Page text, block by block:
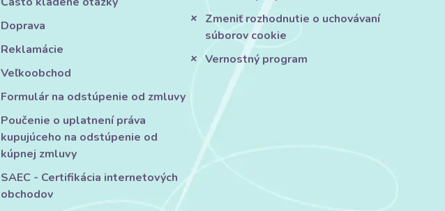
Doprava
Reklamácie
Veľkoobchod
Formulár na odstúpenie od zmluvy
Poučenie o uplatnení práva
kupujúceho na odstúpenie od
kúpnej zmluvy
SAEC - Certifikácia internetových
obchodov
Zmeniť rozhodnutie o uchovávaní
súborov cookie
Vernostný program